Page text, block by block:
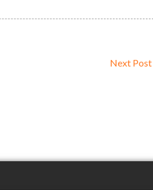
Next Post